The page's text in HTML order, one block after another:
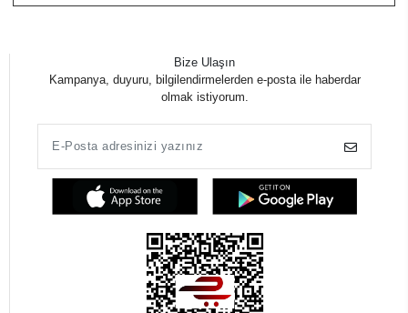
Bize Ulaşın
Kampanya, duyuru, bilgilendirmelerden e-posta ile haberdar
olmak istiyorum.